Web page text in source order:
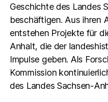
Geschichte des Landes
beschäftigen. Aus ihren
entstehen Projekte für
Anhalt, die der
Impulse geben. Als
Kommission
des Landes Sachsen-